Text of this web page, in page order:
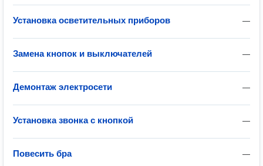
—
Установка осветительных приборов
—
Замена кнопок и выключателей
—
Демонтаж электросети
—
Установка звонка с кнопкой
—
Повесить бра